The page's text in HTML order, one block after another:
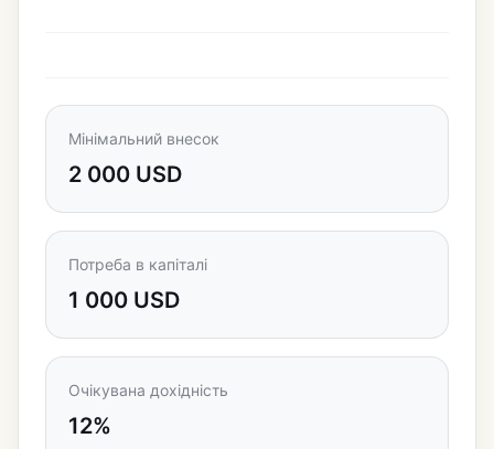
Мінімальний внесок
2 000 USD
Потреба в капіталі
1 000 USD
Очікувана дохідність
12%